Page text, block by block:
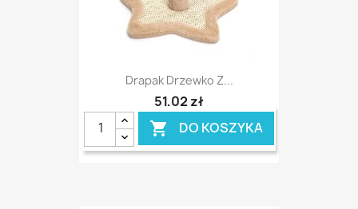
Drapak Drzewko Z...
51,02 zł
 DO KOSZYKA